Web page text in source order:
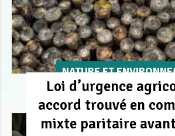
NATURE ET
Loi d’urgence
accord trouvé en
mixte paritaire